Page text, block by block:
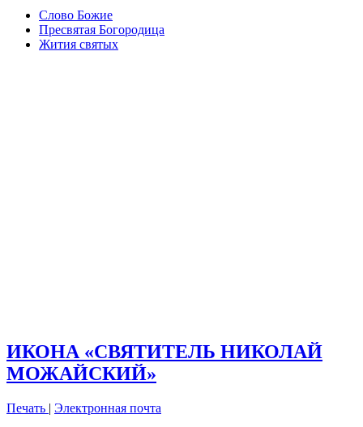
Слово Божие
Пресвятая Богородица
Жития святых
ИКОНА «СВЯТИТЕЛЬ НИКОЛАЙ
МОЖАЙСКИЙ»
Печать | Электронная почта